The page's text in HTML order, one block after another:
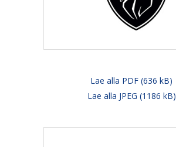
Lae alla PDF (636 kB)
Lae alla JPEG (1186 kB)